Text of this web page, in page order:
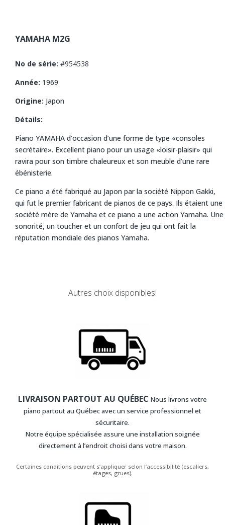
YAMAHA M2G
No de série: #954538
Année: 1969
Origine: Japon
Détails:
Piano YAMAHA d’occasion d’une forme de type «consoles
secrétaire». Excellent piano pour un usage «loisir-plaisir» qui
ravira pour son timbre chaleureux et son meuble d’une rare
ébénisterie.
Ce piano a été fabriqué au Japon par la société Nippon Gakki,
qui fut le premier fabricant de pianos de ce pays. Ils étaient une
société mère de Yamaha et ce piano a une action Yamaha. Une
sonorité, un toucher et un confort de jeu qui ont fait la
réputation mondiale des pianos Yamaha.
Autres choix disponibles!
LIVRAISON PARTOUT AU QUÉBEC Nous livrons votre
piano partout au Québec avec un service professionnel et
sécuritaire.
Notre équipe spécialisée assure une installation soignée
directement à l’endroit choisi dans votre maison.
Certaines conditions peuvent s’appliquer selon l’accessibilité (escaliers,
étages, grues).